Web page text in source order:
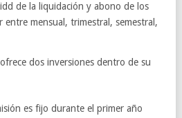
de la liquidación y abono de los
entre mensual, trimestral, semestral,
dos inversiones dentro de su
es fijo durante el primer año